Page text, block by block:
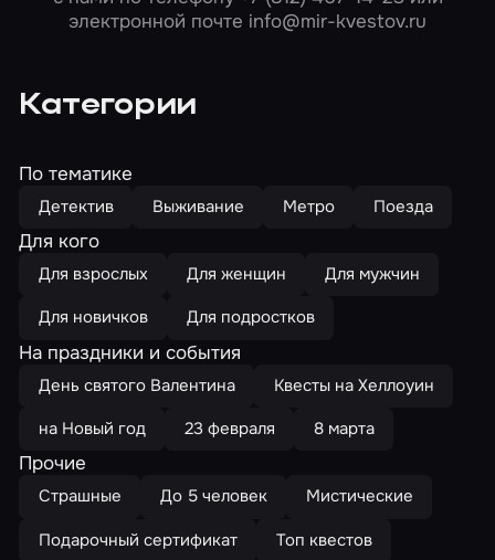
электронной почте info@mir-kvestov.ru
Категории
По тематике
Детектив Выживание Метро Поезда
Для кого
Для взрослых Для женщин
Для мужчин
Для новичков
Для подростков
На праздники и события
День святого Валентина
Квесты на Хеллоуин
на Новый год
23 февраля 8 марта
Прочие
Страшные До 5 человек
Мистические
Подарочный сертификат
Топ квестов